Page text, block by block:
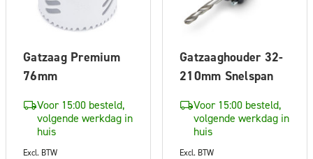
Gatzaag Premium
76mm
Voor 15:00 besteld,
volgende werkdag in
huis
Excl. BTW
Gatzaaghouder 32-
210mm Snelspan
Voor 15:00 besteld,
volgende werkdag in
huis
Excl. BTW